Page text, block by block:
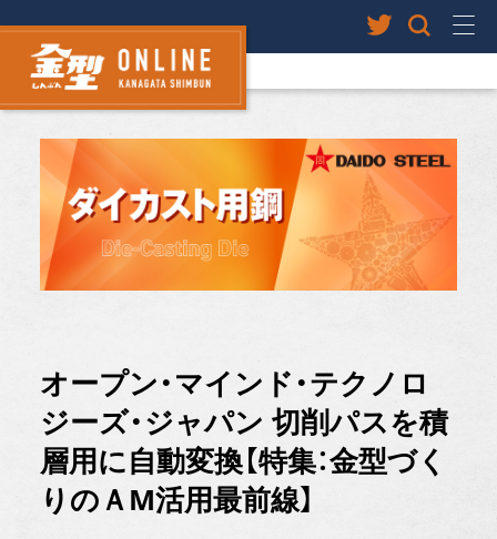
オープン・マインド・テクノロ
ジーズ・ジャパン 切削パスを積
層用に自動変換【特集：金型づく
りのＡM活用最前線】